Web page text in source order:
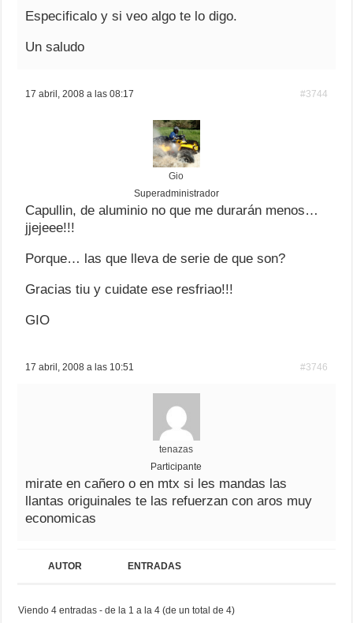
Especificalo y si veo algo te lo digo.
Un saludo
17 abril, 2008 a las 08:17 #3744
Gio
Superadministrador
Capullin, de aluminio no que me durarán menos…
jjejeee!!!
Porque… las que lleva de serie de que son?
Gracias tiu y cuidate ese resfriao!!!
GIO
17 abril, 2008 a las 10:51 #3746
tenazas
Participante
mirate en cañero o en mtx si les mandas las
llantas origuinales te las refuerzan con aros muy
economicas
AUTOR ENTRADAS
Viendo 4 entradas - de la 1 a la 4 (de un total de 4)